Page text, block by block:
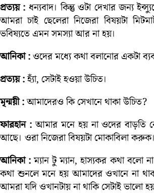
প্রত্যয় : ধন্যবাদ। কিন্তু ওটা দেখার জন্য
আমরা চাই ছেলেরা নিজেরা বিষয়টা
ভবিষ্যতে এমন সমস্যা আর না হয়।
আনিকা :ওদের মধ্যে কথা বলানোর একটা
প্রত্যয় :হ্যাঁ, সেটাই হওয়া উচিত।
মৃন্ময়ী :আমাদেরও কি সেখানে থাকা উচিত?
ফারহান :আমার মনে হয় না ওদের বাড়তি
আছে। ওরা নিজেরা বিষয়টা মোকাবিলা করুক।
আনিকা :ম্যান টু ম্যান, হাস্যকর কথা বলো
কথা শুনলে মনে হয় আমাদের ওখানে না
আমরা যদি ওখানটায় না থাকি সেটাই ভালো